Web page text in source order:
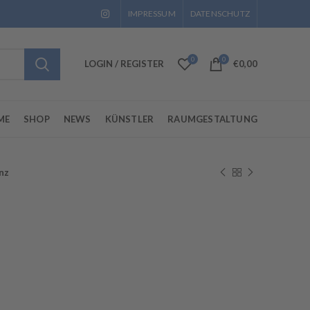
IMPRESSUM DATENSCHUTZ
LOGIN / REGISTER 0 0 €0,00
SHOP NEWS KÜNSTLER RAUMGESTALTUNG